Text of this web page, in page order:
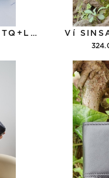
STYLE Drum 40 Nylon TQ+L1VN Ví